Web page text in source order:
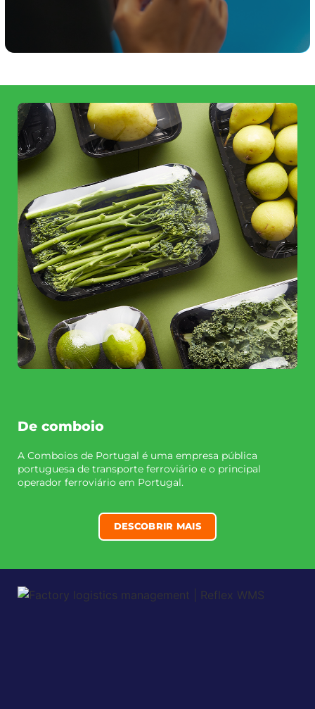
De comboio
A Comboios de Portugal é uma empresa pública
portuguesa de transporte ferroviário e o principal
operador ferroviário em Portugal.
DESCOBRIR MAIS